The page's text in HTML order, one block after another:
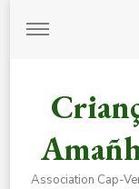
Association Cap-